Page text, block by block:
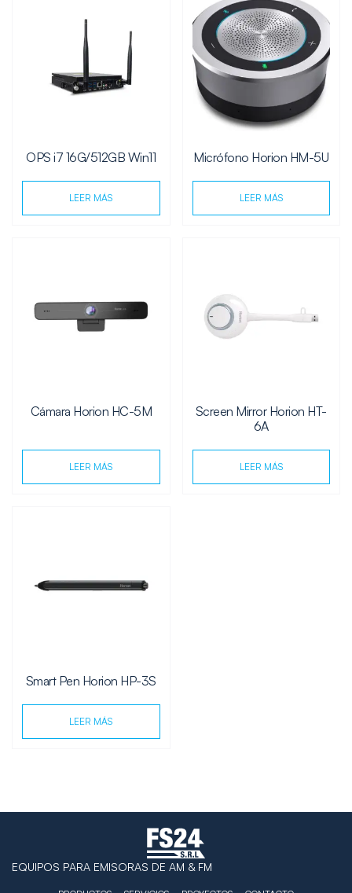
OPS i7 16G/512GB Win11
LEER MÁS
Micrófono Horion HM-5U
LEER MÁS
Cámara Horion HC-5M
LEER MÁS
Screen Mirror Horion HT-
6A
LEER MÁS
Smart Pen Horion HP-3S
LEER MÁS
EQUIPOS PARA EMISORAS DE AM & FM